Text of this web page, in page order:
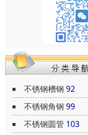
不锈钢槽钢 92
不锈钢角钢 99
不锈钢圆管 103